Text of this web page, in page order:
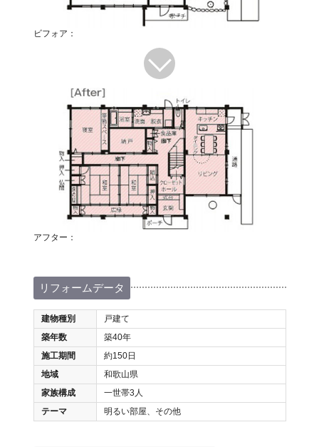
ビフォア：
アフター：
リフォームデータ
建物種別
戸建て
築年数
築40年
施工期間
約150日
地域
和歌山県
家族構成
一世帯3人
テーマ
明るい部屋、その他